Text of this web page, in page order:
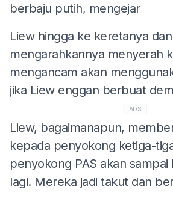
berbaju putih, mengejar
Liew hingga ke keretanya dan
mengarahkannya menyerah
mengancam akan
jika Liew enggan berbuat
ADS
Liew, bagaimanapun,
kepada penyokong ketiga-
penyokong PAS akan
lagi. Mereka jadi takut dan